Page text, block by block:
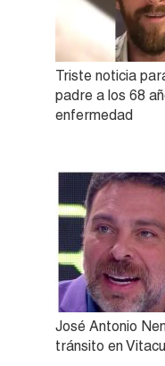
Triste noticia
padre a los 68
enfermedad
José Antonio
tránsito en